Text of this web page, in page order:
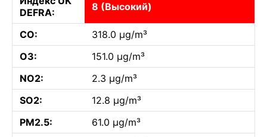
DEFRA:
8 (Высокий)
CO:
318.0 µg/m³
O3:
151.0 µg/m³
NO2:
2.3 µg/m³
SO2:
12.8 µg/m³
PM2.5:
61.0 µg/m³